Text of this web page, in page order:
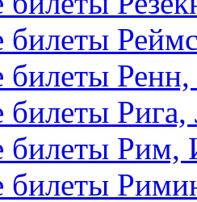
билеты
билеты
Рига,
билеты Рим,
билеты